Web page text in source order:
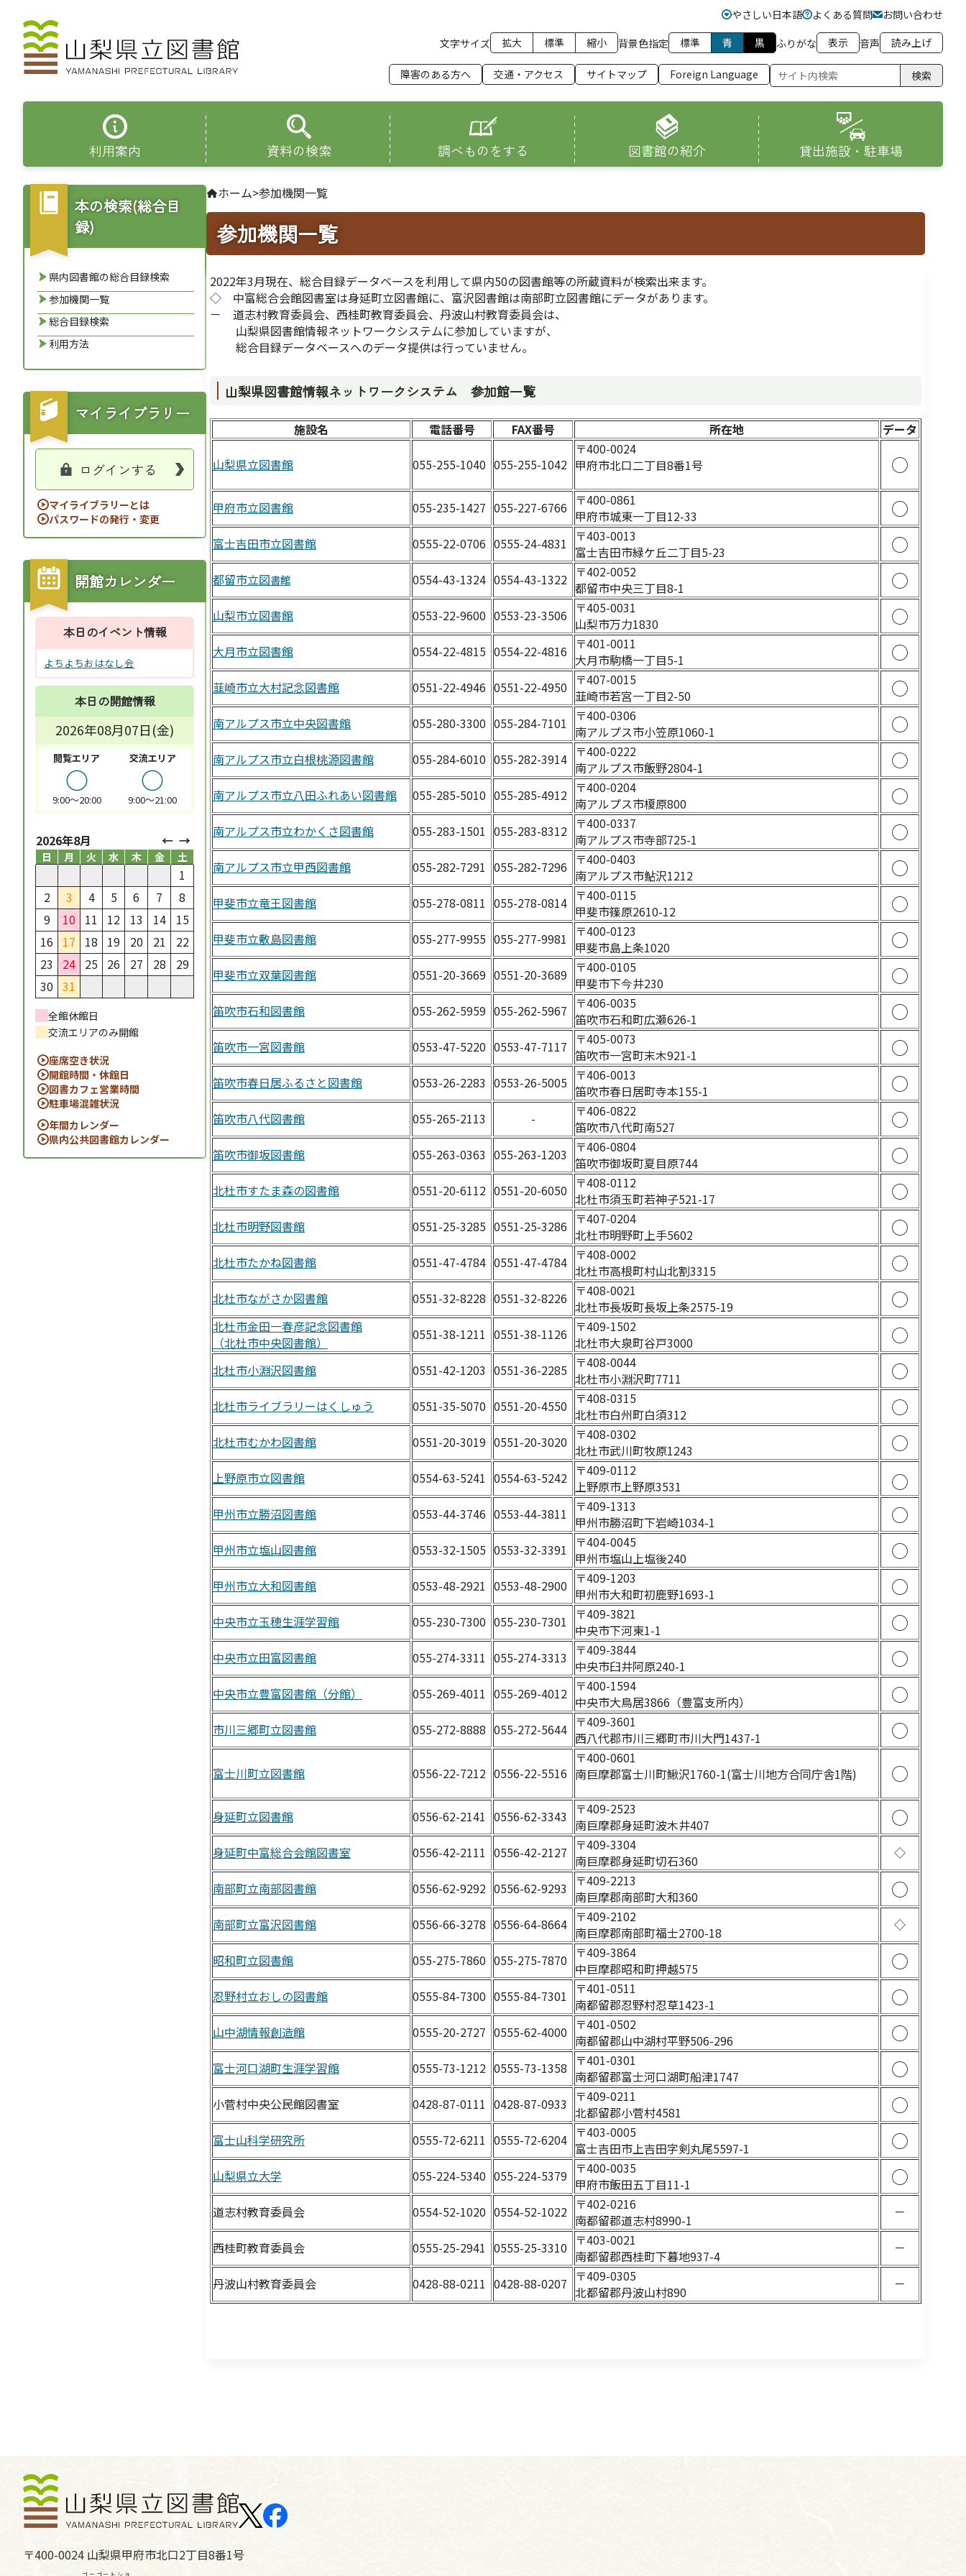
やさしい日本語 よくある質問
お問い合わせ
文字サイズ
拡大 標準 縮小 背景色指定 標準 青 黒 ふりがな 表示 音声 読み上げ
障害のある方へ 交通・アクセス サイトマップ Foreign Language 検索
利用案内 資料の検索 調べものをする 図書館の紹介 貸出施設・駐車場
ホーム>参加機関一覧
参加機関一覧
2022年3月現在、総合目録データベースを利用して県内50の図書館等の所蔵資料が検索出来ます。
◇ 中富総合会館図書室は身延町立図書館に、富沢図書館は南部町立図書館にデータがあります。
－ 道志村教育委員会、西桂町教育委員会、丹波山村教育委員会は、
山梨県図書館情報ネットワークシステムに参加していますが、
総合目録データベースへのデータ提供は行っていません。
山梨県図書館情報ネットワークシステム 参加館一覧
施設名 電話番号 FAX番号 所在地 データ
山梨県立図書館 055-255-1040 055-255-1042
〒400-0024
甲府市北口二丁目8番1号
○
甲府市立図書館 055-235-1427 055-227-6766
〒400-0861
甲府市城東一丁目12-33
○
富士吉田市立図書館 0555-22-0706 0555-24-4831
〒403-0013
富士吉田市緑ケ丘二丁目5-23
○
都留市立図書館 0554-43-1324 0554-43-1322 〒402-0052
都留市中央三丁目8-1
○
山梨市立図書館 0553-22-9600 0553-23-3506
〒405-0031
山梨市万力1830
○
大月市立図書館 0554-22-4815 0554-22-4816
〒401-0011
大月市駒橋一丁目5-1
○
韮崎市立大村記念図書館 0551-22-4946 0551-22-4950 〒407-0015
韮崎市若宮一丁目2-50
○
南アルプス市立中央図書館 055-280-3300 055-284-7101
〒400-0306
南アルプス市小笠原1060-1
○
南アルプス市立白根桃源図書館 055-284-6010 055-282-3914 〒400-0222
南アルプス市飯野2804-1
○
南アルプス市立八田ふれあい図書館 055-285-5010 055-285-4912 〒400-0204
南アルプス市榎原800
○
南アルプス市立わかくさ図書館 055-283-1501 055-283-8312 〒400-0337
南アルプス市寺部725-1
○
南アルプス市立甲西図書館 055-282-7291 055-282-7296
〒400-0403
南アルプス市鮎沢1212
○
甲斐市立竜王図書館 055-278-0811 055-278-0814 〒400-0115
甲斐市篠原2610-12
○
甲斐市立敷島図書館 055-277-9955 055-277-9981
〒400-0123
甲斐市島上条1020
○
甲斐市立双葉図書館 0551-20-3669 0551-20-3689 〒400-0105
甲斐市下今井230
○
笛吹市石和図書館 055-262-5959 055-262-5967
〒406-0035
笛吹市石和町広瀬626-1
○
笛吹市一宮図書館 0553-47-5220 0553-47-7117
〒405-0073
笛吹市一宮町末木921-1
○
笛吹市春日居ふるさと図書館 0553-26-2283 0553-26-5005
〒406-0013
笛吹市春日居町寺本155-1
○
笛吹市八代図書館 055-265-2113 -
〒406-0822
笛吹市八代町南527
○
笛吹市御坂図書館 055-263-0363 055-263-1203
〒406-0804
笛吹市御坂町夏目原744
○
北杜市すたま森の図書館 0551-20-6112 0551-20-6050 〒408-0112
北杜市須玉町若神子521-17
○
北杜市明野図書館 0551-25-3285 0551-25-3286
〒407-0204
北杜市明野町上手5602
○
北杜市たかね図書館 0551-47-4784 0551-47-4784 〒408-0002
北杜市高根町村山北割3315
○
北杜市ながさか図書館 0551-32-8228 0551-32-8226
〒408-0021
北杜市長坂町長坂上条2575-19
○
北杜市金田一春彦記念図書館
（北杜市中央図書館）
0551-38-1211 0551-38-1126
〒409-1502
北杜市大泉町谷戸3000
○
北杜市小淵沢図書館 0551-42-1203 0551-36-2285
〒408-0044
北杜市小淵沢町7711
○
北杜市ライブラリーはくしゅう 0551-35-5070 0551-20-4550 〒408-0315
北杜市白州町白須312
○
北杜市むかわ図書館 0551-20-3019 0551-20-3020 〒408-0302
北杜市武川町牧原1243
○
上野原市立図書館 0554-63-5241 0554-63-5242 〒409-0112
上野原市上野原3531
○
甲州市立勝沼図書館 0553-44-3746 0553-44-3811
〒409-1313
甲州市勝沼町下岩崎1034-1
○
甲州市立塩山図書館 0553-32-1505 0553-32-3391
〒404-0045
甲州市塩山上塩後240
○
甲州市立大和図書館 0553-48-2921 0553-48-2900 〒409-1203
甲州市大和町初鹿野1693-1
○
中央市立玉穂生涯学習館 055-230-7300 055-230-7301
〒409-3821
中央市下河東1-1
○
中央市立田富図書館 055-274-3311 055-274-3313
〒409-3844
中央市臼井阿原240-1
○
中央市立豊富図書館（分館） 055-269-4011 055-269-4012 〒400-1594
中央市大鳥居3866（豊富支所内）
○
市川三郷町立図書館 055-272-8888 055-272-5644 〒409-3601
西八代郡市川三郷町市川大門1437-1
○
富士川町立図書館 0556-22-7212 0556-22-5516
〒400-0601
南巨摩郡富士川町鰍沢1760-1(富士川地方合同庁舎1階)
○
身延町立図書館 0556-62-2141 0556-62-3343
〒409-2523
南巨摩郡身延町波木井407
○
身延町中富総合会館図書室 0556-42-2111 0556-42-2127
〒409-3304
南巨摩郡身延町切石360
◇
南部町立南部図書館 0556-62-9292 0556-62-9293
〒409-2213
南巨摩郡南部町大和360
○
南部町立富沢図書館 0556-66-3278 0556-64-8664 〒409-2102
南巨摩郡南部町福士2700-18
◇
昭和町立図書館 055-275-7860 055-275-7870 〒409-3864
中巨摩郡昭和町押越575
○
忍野村立おしの図書館 0555-84-7300 0555-84-7301
〒401-0511
南都留郡忍野村忍草1423-1
○
山中湖情報創造館 0555-20-2727 0555-62-4000 〒401-0502
南都留郡山中湖村平野506-296
○
富士河口湖町生涯学習館 0555-73-1212 0555-73-1358
〒401-0301
南都留郡富士河口湖町船津1747
○
小菅村中央公民館図書室 0428-87-0111 0428-87-0933
〒409-0211
北都留郡小菅村4581
○
富士山科学研究所 0555-72-6211 0555-72-6204 〒403-0005
富士吉田市上吉田字剣丸尾5597-1
○
山梨県立大学 055-224-5340 055-224-5379 〒400-0035
甲府市飯田五丁目11-1
○
道志村教育委員会 0554-52-1020 0554-52-1022 〒402-0216
南都留郡道志村8990-1
－
西桂町教育委員会 0555-25-2941 0555-25-3310 〒403-0021
南都留郡西桂町下暮地937-4 －
丹波山村教育委員会 0428-88-0211 0428-88-0207
〒409-0305
北都留郡丹波山村890
－
本の検索(総合目
録)
県内図書館の総合目録検索
参加機関一覧
総合目録検索
利用方法
マイライブラリー
ログインする
マイライブラリーとは
パスワードの発行・変更
開館カレンダー
本日のイベント情報
よちよちおはなし会
本日の開館情報
2026年08月07日(金)
閲覧エリア
○
9:00～20:00
交流エリア
○
9:00～21:00
2026年8月
日 月 火 水 木 金 土
1
2
3 4 5 6 7
8
9
10 11 12 13 14
15
16
17 18 19 20 21
22
23
24 25 26 27 28
29
30 31
全館休館日
交流エリアのみ開館
座席空き状況
開館時間・休館日
図書カフェ営業時間
駐車場混雑状況
年間カレンダー
県内公共図書館カレンダー
〒400-0024 山梨県甲府市北口2丁目8番1号
ゴーゴートショ